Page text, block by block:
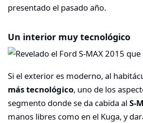
presentado el pasado año.
Un interior muy tecnológico
Si el exterior es moderno, al
más tecnológico, uno de los
segmento donde se da cabida al S-
manos libres como en el Kuga, y